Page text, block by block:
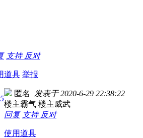
支持 反对
道具 举报
匿名 发表于 2020-6-29 22:38:22
楼主霸气 楼主威武
回复 支持 反对
使用道具